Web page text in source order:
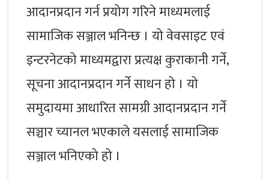
आदानप्रदान गर्न प्रयोग गरिने माध्यमलाई
सामाजिक सञ्जाल भनिन्छ । यो वेवसाइट एवं
इन्टरनेटको माध्यमद्वारा प्रत्यक्ष कुराकानी गर्ने,
सूचना आदानप्रदान गर्ने साधन हो । यो
समुदायमा आधारित सामग्री आदानप्रदान गर्ने
सञ्चार च्यानल भएकाले यसलाई सामाजिक
सञ्जाल भनिएको हो ।